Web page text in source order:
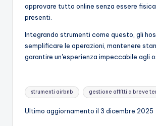
approvare tutto online senza essere
presenti.
Integrando strumenti come questo, gli
semplificare le operazioni, mantenere
garantire un'esperienza impeccabile agli
Tag:
strumenti airbnb gestione affitti a breve
Ultimo aggiornamento il 3 dicembre 2025